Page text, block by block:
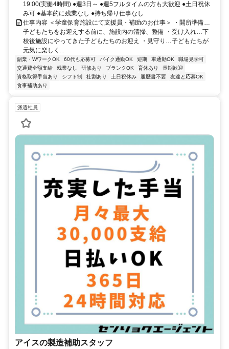
19:00(実働4時間) ●週3日～ ●週5フルタイムの方も大歓迎 ●土日祝休
み可 ●基本的に残業なし ●持ち帰り仕事なし
仕事内容 ＜学童保育施設にて支援員・補助のお仕事＞ ・開所準備…
子どもたちをお迎えする前に、施設内の清掃、整備 ・受け入れ…下
校後施設にやってきた子どもたちのお迎え ・見守り…子どもたちが
元気に楽しく...
副業・WワークOK 60代も応募可 バイク通勤OK 短期 車通勤OK
職場見学可
交通費全額支給
残業なし 研修あり ブランクOK 育休あり
長期歓迎
資格取得手当あり
シフト制 社割あり 土日祝休み 履歴書不要
友達と応募OK
食事補助あり
派遣社員
アイスの製造補助スタッフ